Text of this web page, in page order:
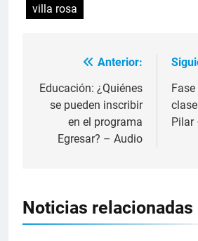
villa rosa
Anterior:
Educación: ¿Quiénes
se pueden inscribir
en el programa
Egresar? – Audio
Pilar
Noticias relacionadas